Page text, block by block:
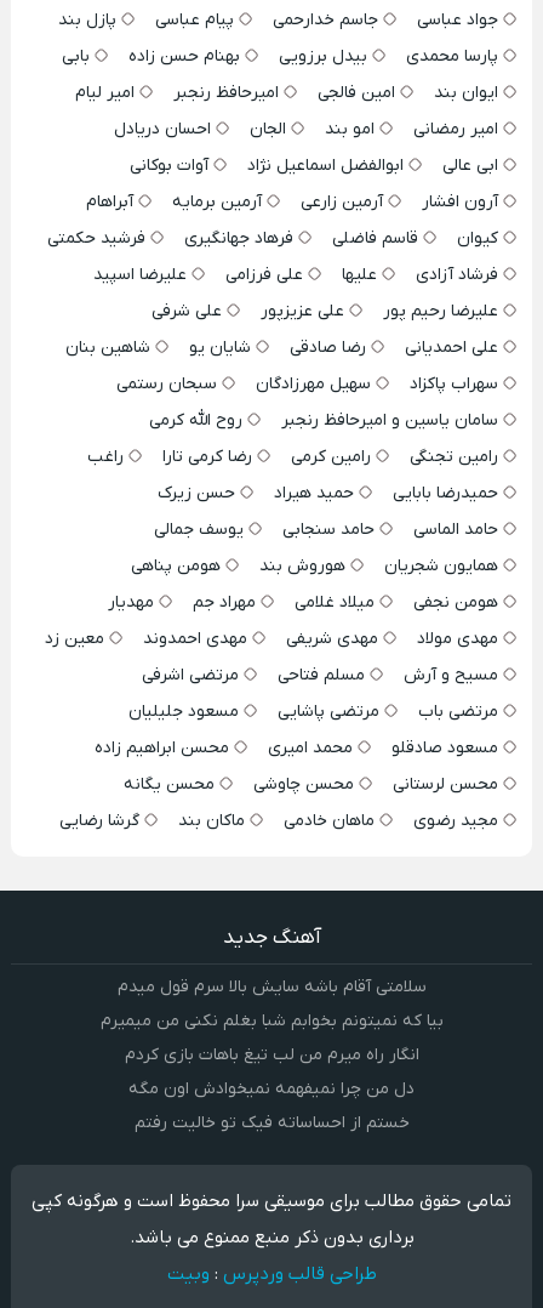
جواد عباسی جاسم خدارحمی پیام عباسی
پازل بند
پارسا محمدی
بیدل برزویی بهنام حسن زاده
بابی
ایوان بند
امین فالجی امیرحافظ رنجبر
امیر لیام
امیر رمضانی
امو بند الجان
احسان دریادل
ابی عالی
ابوالفضل اسماعیل نژاد
آوات بوکانی
آرون افشار
آرمین زارعی آرمین برمایه
آبراهام
کیوان
قاسم فاضلی فرهاد جهانگیری
فرشید حکمتی
فرشاد آزادی
علیها علی فرزامی
علیرضا اسپید
علیرضا رحیم پور
علی عزیزپور
علی شرفی
علی احمدیانی
رضا صادقی شایان یو
شاهین بنان
سهراب پاکزاد
سهیل مهرزادگان
سبحان رستمی
سامان یاسین و امیرحافظ رنجبر
روح الله کرمی
رامین تجنگی
رامین کرمی رضا کرمی تارا
راغب
حمیدرضا بابایی
حمید هیراد
حسن زیرک
حامد الماسی
حامد سنجابی
یوسف جمالی
همایون شجریان
هوروش بند
هومن پناهی
هومن نجفی
میلاد غلامی مهراد جم
مهدیار
مهدی مولاد
مهدی شریفی مهدی احمدوند
معین زد
مسیح و آرش
مسلم فتاحی
مرتضی اشرفی
مرتضی باب
مرتضی پاشایی
مسعود جلیلیان
مسعود صادقلو
محمد امیری
محسن ابراهیم زاده
محسن لرستانی
محسن چاوشی
محسن یگانه
مجید رضوی
ماهان خادمی ماکان بند گرشا رضایی
آهنگ جدید
سلامتی آقام باشه سایش بالا سرم قول میدم
بیا که نمیتونم بخوابم شبا بغلم نکنی من میمیرم
انگار راه میرم من لب تیغ باهات بازی کردم
دل من چرا نمیفهمه نمیخوادش اون مگه
خستم از احساساته فیک تو خالیت رفتم
تمامی حقوق مطالب برای موسیقی سرا محفوظ است و هرگونه کپی
برداری بدون ذکر منبع ممنوع می باشد.
طراحی قالب وردپرس : وبیت